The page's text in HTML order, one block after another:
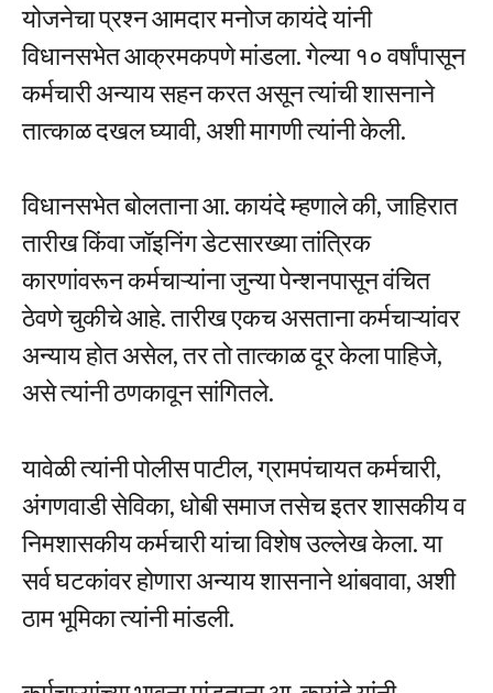
योजनेचा प्रश्न आमदार मनोज कायंदे यांनी
विधानसभेत आक्रमकपणे मांडला. गेल्या १० वर्षांपासून
कर्मचारी अन्याय सहन करत असून त्यांची शासनाने
तात्काळ दखल घ्यावी, अशी मागणी त्यांनी केली.
विधानसभेत बोलताना आ. कायंदे म्हणाले की, जाहिरात
तारीख किंवा जॉइनिंग डेटसारख्या तांत्रिक
कारणांवरून कर्मचाऱ्यांना जुन्या पेन्शनपासून वंचित
ठेवणे चुकीचे आहे. तारीख एकच असताना कर्मचाऱ्यांवर
अन्याय होत असेल, तर तो तात्काळ दूर केला पाहिजे,
असे त्यांनी ठणकावून सांगितले.
यावेळी त्यांनी पोलीस पाटील, ग्रामपंचायत कर्मचारी,
अंगणवाडी सेविका, धोबी समाज तसेच इतर शासकीय व
निमशासकीय कर्मचारी यांचा विशेष उल्लेख केला. या
सर्व घटकांवर होणारा अन्याय शासनाने थांबवावा, अशी
ठाम भूमिका त्यांनी मांडली.